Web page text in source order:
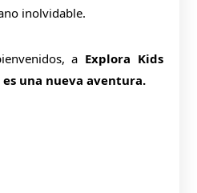
inolvidable.
a Explora Kids
una nueva aventura.